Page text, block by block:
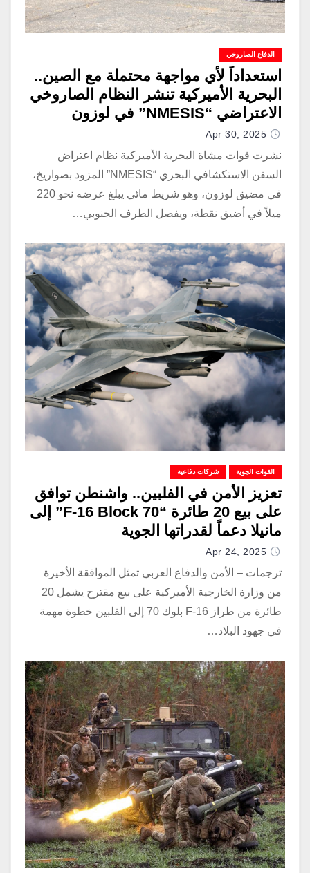
الدفاع الصاروخي
استعداداً لأي مواجهة محتملة مع الصين..
البحرية الأميركية تنشر النظام الصاروخي
الاعتراضي “NMESIS” في لوزون
Apr 30, 2025
نشرت قوات مشاة البحرية الأميركية نظام اعتراض
السفن الاستكشافي البحري “NMESIS” المزود بصواريخ،
في مضيق لوزون، وهو شريط مائي يبلغ عرضه نحو 220
ميلاً في أضيق نقطة، ويفصل الطرف الجنوبي…
القوات الجوية شركات دفاعية
تعزيز الأمن في الفلبين.. واشنطن توافق
على بيع 20 طائرة “F-16 Block 70” إلى
مانيلا دعماً لقدراتها الجوية
Apr 24, 2025
ترجمات – الأمن والدفاع العربي تمثل الموافقة الأخيرة
من وزارة الخارجية الأميركية على بيع مقترح يشمل 20
طائرة من طراز F-16 بلوك 70 إلى الفلبين خطوة مهمة
في جهود البلاد…